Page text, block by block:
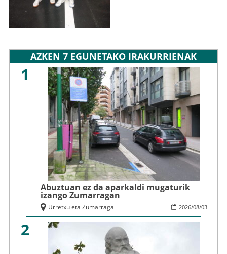
AZKEN 7 EGUNETAKO IRAKURRIENAK
1
Abuztuan ez da aparkaldi mugaturik
izango Zumarragan
2026/08/03
Urretxu eta Zumarraga
2